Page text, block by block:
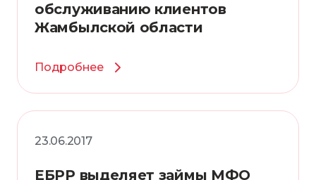
обслуживанию клиентов
Жамбылской области
Подробнее
23.06.2017
ЕБРР выделяет займы МФО